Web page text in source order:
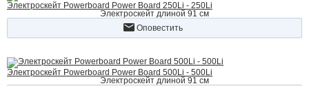
Электроскейт Powerboard Power Board 250Li - 250Li
Электроскейт длиной 91 см
Оповестить
Электроскейт Powerboard Power Board 500Li - 500Li
Электроскейт длиной 91 см